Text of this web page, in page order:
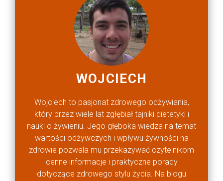
WOJCIECH
Wojciech to pasjonat zdrowego odżywiania,
który przez wiele lat zgłębiał tajniki dietetyki i
nauki o żywieniu. Jego głęboka wiedza na temat
wartości odżywczych i wpływu żywności na
zdrowie pozwala mu przekazywać czytelnikom
cenne informacje i praktyczne porady
dotyczące zdrowego stylu życia. Na blogu